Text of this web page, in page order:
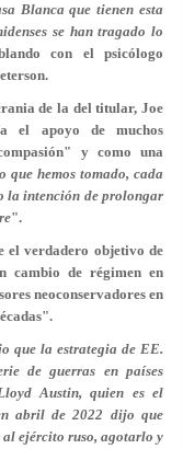
Blanca que tienen esta
se han tragado lo
con el psicólogo
de la del titular, Joe
el apoyo de muchos
y como una
que hemos tomado, cada
la intención de prolongar
".
el verdadero objetivo de
cambio de régimen en
neoconservadores en
que la estrategia de EE.
de guerras en países
Austin, quien es el
abril de 2022 dijo que
al ejército ruso, agotarlo y